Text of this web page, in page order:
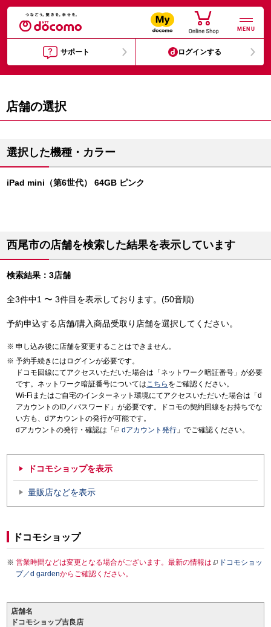
MENU
サポート ログインする
店舗の選択
選択した機種・カラー
iPad mini（第6世代） 64GB ピンク
西尾市の店舗を検索した結果を表示しています
検索結果：3店舗
全3件中1 〜 3件目を表示しております。(50音順)
予約申込する店舗/購入商品受取り店舗を選択してください。
申し込み後に店舗を変更することはできません。
予約手続きにはログインが必要です。
ドコモ回線にてアクセスいただいた場合は「ネットワーク暗証番号」が必要
です。ネットワーク暗証番号についてはこちら をご確認ください。
Wi-Fiまたはご自宅のインターネット環境にてアクセスいただいた場合は「d
アカウントのID／パスワード」が必要です。ドコモの契約回線をお持ちでな
い方も、dアカウントの発行が可能です。
dアカウントの発行・確認は「
dアカウント発行 」でご確認ください。
ドコモショップを表示
量販店などを表示
ドコモショップ
営業時間などは変更となる場合がございます。最新の情報は
ドコモショッ
プ／d gardenからご確認ください。
店舗名
ドコモショップ吉良店